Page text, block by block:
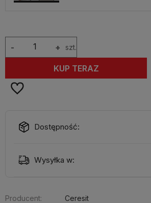
+
- szt.
KUP TERAZ
Dostępność:
Wysyłka w:
Producent:
Ceresit